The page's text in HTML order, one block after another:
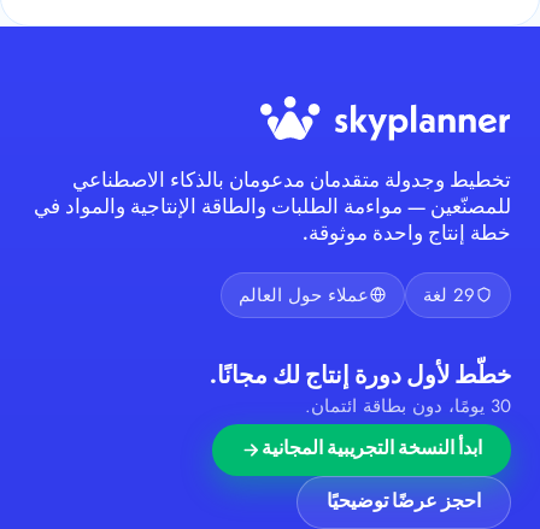
تخطيط وجدولة متقدمان مدعومان بالذكاء الاصطناعي
للمصنّعين — مواءمة الطلبات والطاقة الإنتاجية والمواد في
خطة إنتاج واحدة موثوقة.
29 لغة عملاء حول العالم
خطّط لأول دورة إنتاج لك مجانًا.
30 يومًا، دون بطاقة ائتمان.
ابدأ النسخة التجريبية المجانية
احجز عرضًا توضيحيًا